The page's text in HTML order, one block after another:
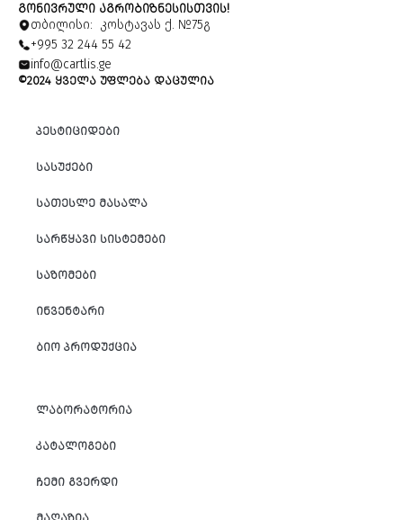
ᲒᲝᲜᲘᲕᲠᲣᲚᲘ ᲐᲒᲠᲝᲑᲘᲖᲜᲔᲡᲘᲡᲗᲕᲘᲡ!
თბილისი: კოსტავას ქ. №75გ
+995 32 244 55 42
info@cartlis.ge
©2024 ᲧᲕᲔᲚᲐ ᲣᲤᲚᲔᲑᲐ ᲓᲐᲪᲣᲚᲘᲐ
ᲞᲔᲡᲢᲘᲪᲘᲓᲔᲑᲘ
ᲡᲐᲡᲣᲥᲔᲑᲘ
ᲡᲐᲗᲔᲡᲚᲔ ᲛᲐᲡᲐᲚᲐ
ᲡᲐᲠᲬᲧᲐᲕᲘ ᲡᲘᲡᲢᲔᲛᲔᲑᲘ
ᲡᲐᲖᲝᲛᲔᲑᲘ
ᲘᲜᲕᲔᲜᲢᲐᲠᲘ
ᲑᲘᲝ ᲞᲠᲝᲓᲣᲥᲪᲘᲐ
ᲚᲐᲑᲝᲠᲐᲢᲝᲠᲘᲐ
ᲙᲐᲢᲐᲚᲝᲒᲔᲑᲘ
ᲩᲔᲛᲘ ᲒᲕᲔᲠᲓᲘ